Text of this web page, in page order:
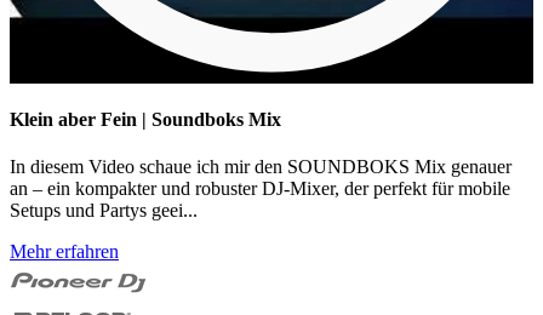
Klein aber Fein | Soundboks Mix
In diesem Video schaue ich mir den SOUNDBOKS Mix genauer
an – ein kompakter und robuster DJ-Mixer, der perfekt für mobile
Setups und Partys geei...
Mehr erfahren